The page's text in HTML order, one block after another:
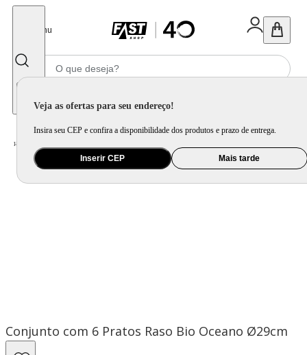
Menu
Veja as ofertas para seu endereço!
Insira seu CEP e confira a disponibilidade dos produtos e prazo de entrega.
Inserir CEP Mais tarde
Home
Conjunto com 6 Pratos Raso Bio Oceano Ø29cm